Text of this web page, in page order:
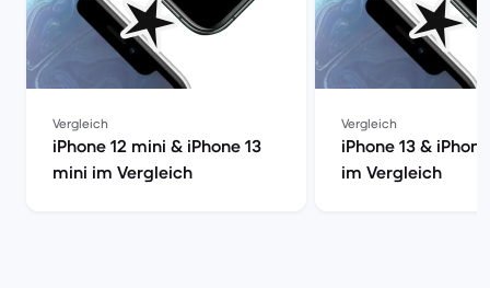
Vergleich
iPhone 12 mini & iPhone 13
mini im Vergleich
Vergleich
iPhone 13 &
im Vergleich